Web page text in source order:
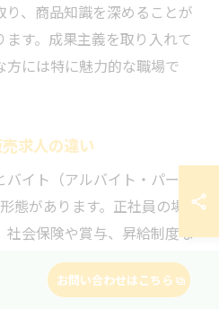
、商品知識を深めることが
す。成果主義を取り入れて
には特に魅力的な職場で
求人の違い
イト（アルバイト・パー
態があります。正社員の場合
社会保険や賞与、昇給制度な
点が特徴です。業務範囲も広
、在庫発注など責任あるポジ
お問い合わせはこちら